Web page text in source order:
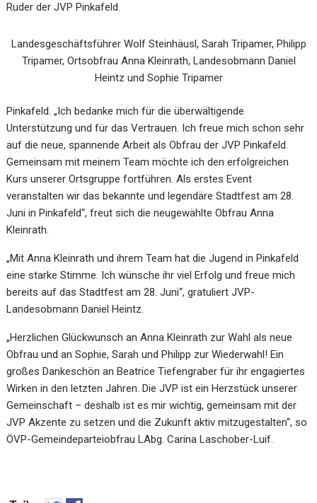
Ruder der JVP Pinkafeld.
Landesgeschäftsführer Wolf Steinhäusl, Sarah Tripamer, Philipp
Tripamer, Ortsobfrau Anna Kleinrath, Landesobmann Daniel
Heintz und Sophie Tripamer
Pinkafeld. „Ich bedanke mich für die überwältigende
Unterstützung und für das Vertrauen. Ich freue mich schon sehr
auf die neue, spannende Arbeit als Obfrau der JVP Pinkafeld.
Gemeinsam mit meinem Team möchte ich den erfolgreichen
Kurs unserer Ortsgruppe fortführen. Als erstes Event
veranstalten wir das bekannte und legendäre Stadtfest am 28.
Juni in Pinkafeld“, freut sich die neugewählte Obfrau Anna
Kleinrath.
„Mit Anna Kleinrath und ihrem Team hat die Jugend in Pinkafeld
eine starke Stimme. Ich wünsche ihr viel Erfolg und freue mich
bereits auf das Stadtfest am 28. Juni“, gratuliert JVP-
Landesobmann Daniel Heintz.
„Herzlichen Glückwunsch an Anna Kleinrath zur Wahl als neue
Obfrau und an Sophie, Sarah und Philipp zur Wiederwahl! Ein
großes Dankeschön an Beatrice Tiefengraber für ihr engagiertes
Wirken in den letzten Jahren. Die JVP ist ein Herzstück unserer
Gemeinschaft – deshalb ist es mir wichtig, gemeinsam mit der
JVP Akzente zu setzen und die Zukunft aktiv mitzugestalten“, so
ÖVP-Gemeindeparteiobfrau LAbg. Carina Laschober-Luif.